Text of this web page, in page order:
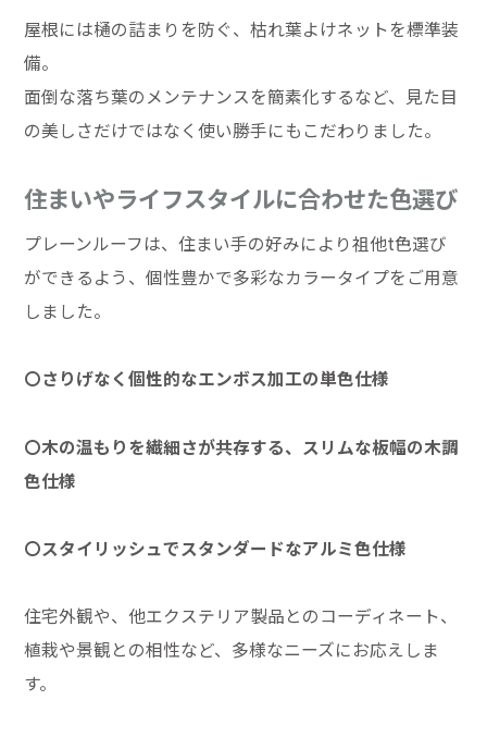
屋根には樋の詰まりを防ぐ、枯れ葉よけネットを標準装
備。
面倒な落ち葉のメンテナンスを簡素化するなど、見た目
の美しさだけではなく使い勝手にもこだわりました。
住まいやライフスタイルに合わせた色選び
プレーンルーフは、住まい手の好みにより祖他t色選び
ができるよう、個性豊かで多彩なカラータイプをご用意
しました。
〇さりげなく個性的なエンボス加工の単色仕様
〇木の温もりを繊細さが共存する、スリムな板幅の木調
色仕様
〇スタイリッシュでスタンダードなアルミ色仕様
住宅外観や、他エクステリア製品とのコーディネート、
植栽や景観との相性など、多様なニーズにお応えしま
す。